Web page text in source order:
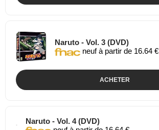
Naruto - Vol. 3 (DVD)
neuf à partir de 16.64 €
ACHETER
Naruto - Vol. 4 (DVD)